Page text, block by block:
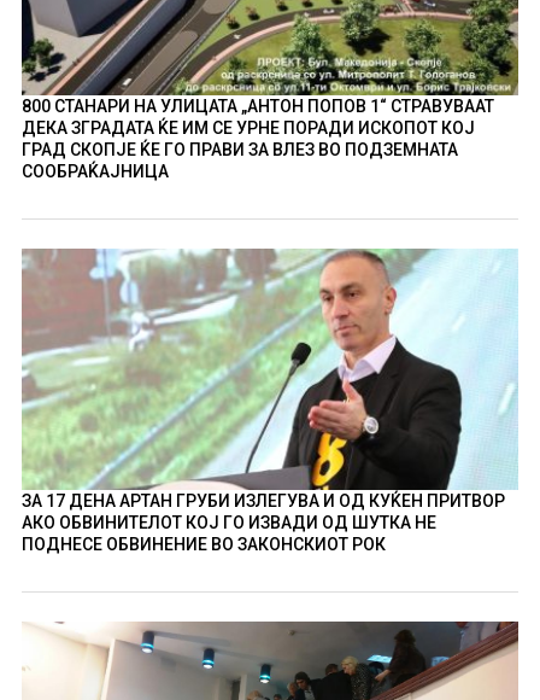
800 СТАНАРИ НА УЛИЦАТА „АНТОН ПОПОВ 1“ СТРАВУВААТ
ДЕКА ЗГРАДАТА ЌЕ ИМ СЕ УРНЕ ПОРАДИ ИСКОПОТ КОЈ
ГРАД СКОПЈЕ ЌЕ ГО ПРАВИ ЗА ВЛЕЗ ВО ПОДЗЕМНАТА
СООБРАЌАЈНИЦА
ЗА 17 ДЕНА АРТАН ГРУБИ ИЗЛЕГУВА И ОД КУЌЕН ПРИТВОР
АКО ОБВИНИТЕЛОТ КОЈ ГО ИЗВАДИ ОД ШУТКА НЕ
ПОДНЕСЕ ОБВИНЕНИЕ ВО ЗАКОНСКИОТ РОК